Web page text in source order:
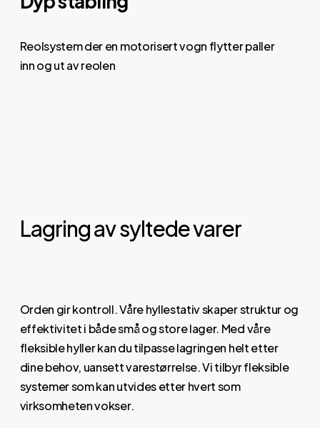
Reolsystem der en motorisert vogn flytter paller
inn og ut av reolen
Lagring av syltede varer
Orden gir kontroll. Våre hyllestativ skaper struktur og
effektivitet i både små og store lager. Med våre
fleksible hyller kan du tilpasse lagringen helt etter
dine behov, uansett varestørrelse. Vi tilbyr fleksible
systemer som kan utvides etter hvert som
virksomheten vokser.